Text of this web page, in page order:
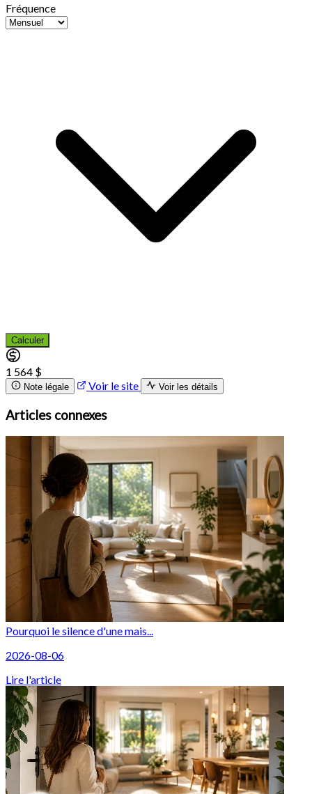
Fréquence
Calculer
1 564 $
Note légale Voir le site Voir les détails
Articles connexes
Pourquoi le silence d'une mais...
2026-08-06
Lire l'article